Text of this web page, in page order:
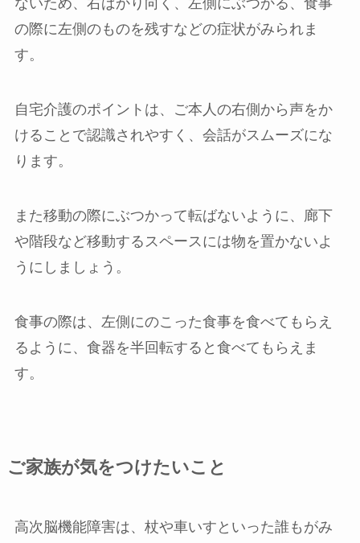
ないため、右ばかり向く、左側にぶつかる、食事
の際に左側のものを残すなどの症状がみられま
す。
自宅介護のポイントは、ご本人の右側から声をか
けることで認識されやすく、会話がスムーズにな
ります。
また移動の際にぶつかって転ばないように、廊下
や階段など移動するスペースには物を置かないよ
うにしましょう。
食事の際は、左側にのこった食事を食べてもらえ
るように、食器を半回転すると食べてもらえま
す。
ご家族が気をつけたいこと
高次脳機能障害は、杖や車いすといった誰もがみ